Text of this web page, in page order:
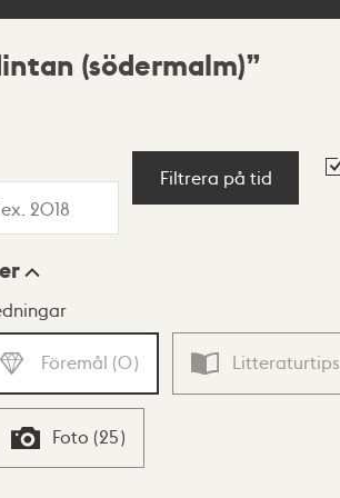
(södermalm)
Filtrera på tid
Föremål (0) Litteraturtips
Foto (25)